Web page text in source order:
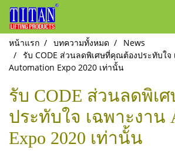
หน้าแรก บทความทั้งหมด
News
รับ CODE ส่วนลดพิเศษที่คุณต้องประทับใจ
Automation Expo 2020 เท่านั้น
รับ CODE ส่วนลดพิเ
ประทับใจ เฉพาะงาน
Expo 2020 เท่านั้น